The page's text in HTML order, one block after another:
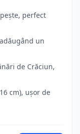
perfect
un
de Crăciun,
cm), ușor de